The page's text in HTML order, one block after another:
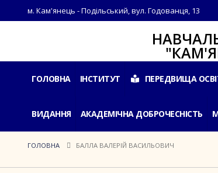
м. Кам'янець - Подільський, вул. Годованця, 13
НАВЧАЛЬНО-
ГОЛОВНА ІНСТИТУТ ПЕРЕДВИЩА
ВИДАННЯ АКАДЕМІЧНА ДОБРОЧЕСНІСТЬ
ГОЛОВНА БАЛЛА ВАЛЕРІЙ ВАСИЛЬОВИЧ